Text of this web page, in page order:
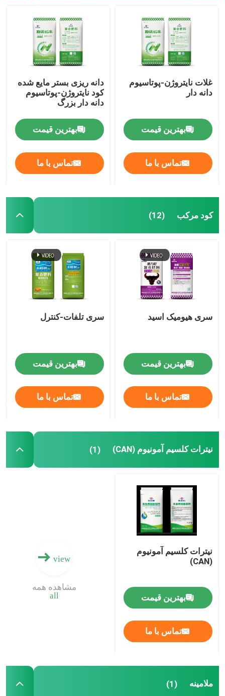
محصولات
درباره ما
با ما تماس بگیرید
موارد
اوره
کود نیتروژن پتاسیم
کود مرکب
نیترات کلسیم آمونیوم (CAN)
ملامینه
بیومتانول
پلاستیک POM
غلات نایتروژن-پوتاسیوم
دانه دار
بهترین قیمت
تماس با ما
دانه ریزی بستر مایع شده
کود نایتروژن-پوتاسیوم
دانه دار بزرگ
بهترین قیمت
تماس با ما
کود مرکب (12)
سری هیومیک اسید
بهترین قیمت
تماس با ما
سری تلفات-کنترل
بهترین قیمت
تماس با ما
نیترات کلسیم آمونیوم (CAN) (1)
نیترات کلسیم آمونیوم
(CAN)
بهترین قیمت
تماس با ما
view
all
مشاهده همه
ملامینه (1)